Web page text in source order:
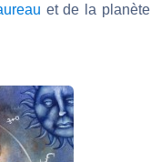
et de la planète